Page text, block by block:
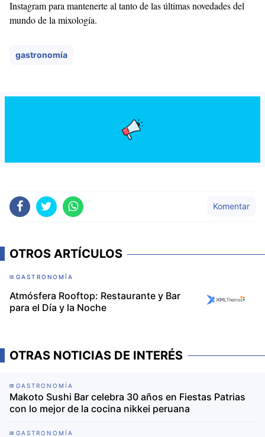
Instagram para mantenerte al tanto de las últimas novedades del
mundo de la mixología.
gastronomía
Komentar
OTROS ARTÍCULOS
GASTRONOMÍA
Atmósfera Rooftop: Restaurante y Bar
para el Día y la Noche
OTRAS NOTICIAS DE INTERÉS
GASTRONOMÍA
Makoto Sushi Bar celebra 30 años en Fiestas Patrias
con lo mejor de la cocina nikkei peruana
GASTRONOMÍA